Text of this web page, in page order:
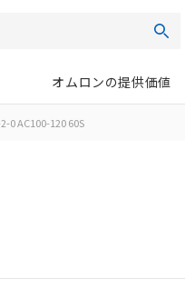
オムロンの提供価値
2-0 AC100-120 60S